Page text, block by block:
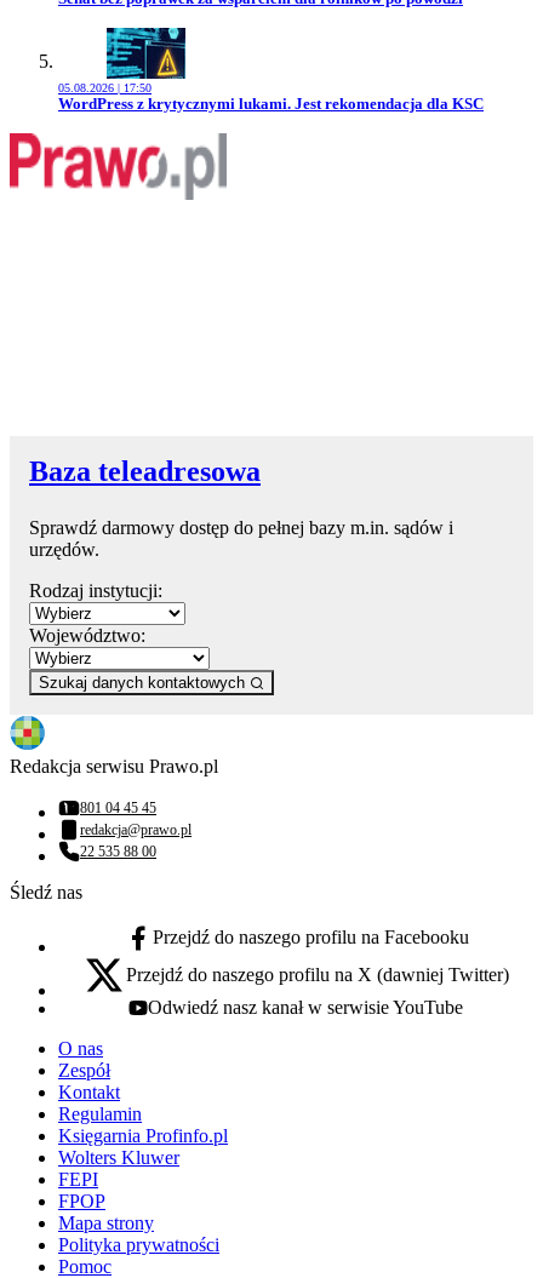
05.08.2026 | 17:50
Przejdź do artykułu:
WordPress z krytycznymi lukami. Jest rekomendacja dla KSC
Baza teleadresowa
Sprawdź darmowy dostęp do pełnej bazy m.in. sądów i
urzędów.
Rodzaj instytucji:
Województwo:
Szukaj danych kontaktowych
Redakcja serwisu Prawo.pl
Numer telefonu:
801 04 45 45
Adres email:
redakcja@prawo.pl
Numer telefonu:
22 535 88 00
Śledź nas
facebook - otwiera się w nowej karcie
Przejdź do naszego profilu na Facebooku
x - otwiera się w nowej karcie
Przejdź do naszego profilu na X (dawniej Twitter)
youtube - otwiera się w nowej karcie
Odwiedź nasz kanał w serwisie YouTube
O nas
Zespół
Kontakt
Regulamin
Księgarnia Profinfo.pl
Wolters Kluwer
FEPI
FPOP
Mapa strony
Polityka prywatności
Pomoc